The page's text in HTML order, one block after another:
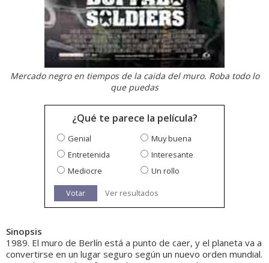
Mercado negro en tiempos de la caida del muro. Roba todo lo
que puedas
¿Qué te parece la película?
Genial
Muy buena
Entretenida
Interesante
Mediocre
Un rollo
Votar Ver resultados
Sinopsis
1989. El muro de Berlín está a punto de caer, y el planeta va a
convertirse en un lugar seguro según un nuevo orden mundial.